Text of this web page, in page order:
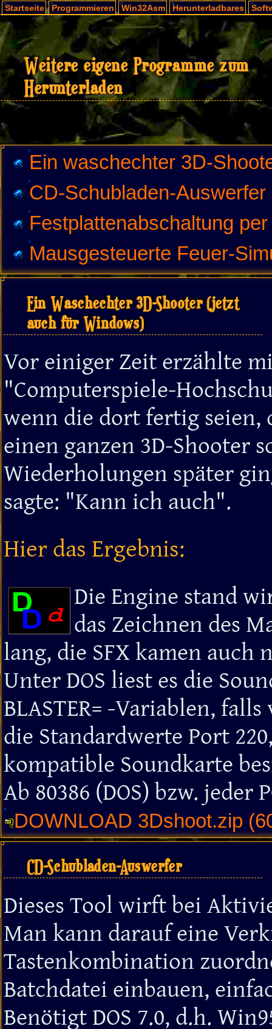
Startseite Programmieren Win32Asm Herunterladbares
Weitere eigene Programme zum
Herunterladen
Ein waschechter 3D-
CD-Schubladen-Auswerfer
Festplattenabschaltung
Mausgesteuerte Feuer-
Ein Waschechter 3D-Shooter (jetzt
auch für Windows)
Vor einiger Zeit erzählte
Computerspiele-
wenn die dort fertig
einen ganzen 3D-Shooter
Wiederholungen später
sagte:
Kann ich auch .
Hier das Ergebnis:
Die Engine stand
das Zeichnen des
lang, die SFX kamen auch
Unter DOS liest es die
BLASTER= -Variablen,
die Standardwerte Port
kompatible Soundkarte
Ab 80386 (DOS) bzw.
DOWNLOAD 3Dshoot.zip
CD-Schubladen-Auswerfer
Dieses Tool wirft bei
Man kann darauf eine
Tastenkombination
Batchdatei einbauen,
Benötigt DOS 7.0, d.h.